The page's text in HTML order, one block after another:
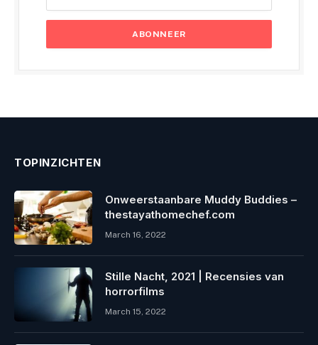
TOPINZICHTEN
Onweerstaanbare Muddy Buddies –
thestayathomechef.com
March 16, 2022
Stille Nacht, 2021 | Recensies van
horrorfilms
March 15, 2022